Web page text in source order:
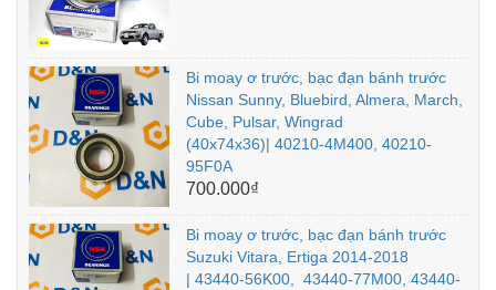
Bi moay ơ trước, bạc đạn bánh trước
Nissan Sunny, Bluebird, Almera, March,
Cube, Pulsar, Wingrad
(40x74x36)| 40210-4M400, 40210-
95F0A
700.000₫
Bi moay ơ trước, bạc đạn bánh trước
Suzuki Vitara, Ertiga 2014-2018
| 43440-56K00, 43440-77M00, 43440-